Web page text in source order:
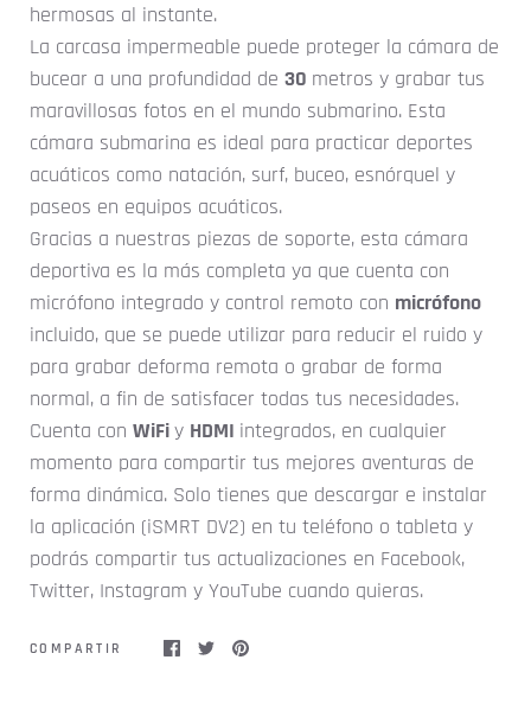
hermosas al instante.
La carcasa impermeable puede proteger la cámara de
bucear a una profundidad de 30 metros y grabar tus
maravillosas fotos en el mundo submarino. Esta
cámara submarina es ideal para practicar deportes
acuáticos como natación, surf, buceo, esnórquel y
paseos en equipos acuáticos.
Gracias a nuestras piezas de soporte, esta cámara
deportiva es la más completa ya que cuenta con
micrófono integrado y control remoto con micrófono
incluido, que se puede utilizar para reducir el ruido y
para grabar deforma remota o grabar de forma
normal, a fin de satisfacer todas tus necesidades.
Cuenta con WiFiy HDMI integrados, en cualquier
momento para compartir tus mejores aventuras de
forma dinámica. Solo tienes que descargar e instalar
la aplicación (iSMRT DV2) en tu teléfono o tableta y
podrás compartir tus actualizaciones en Facebook,
Twitter, Instagram y YouTube cuando quieras.
COMPARTIR